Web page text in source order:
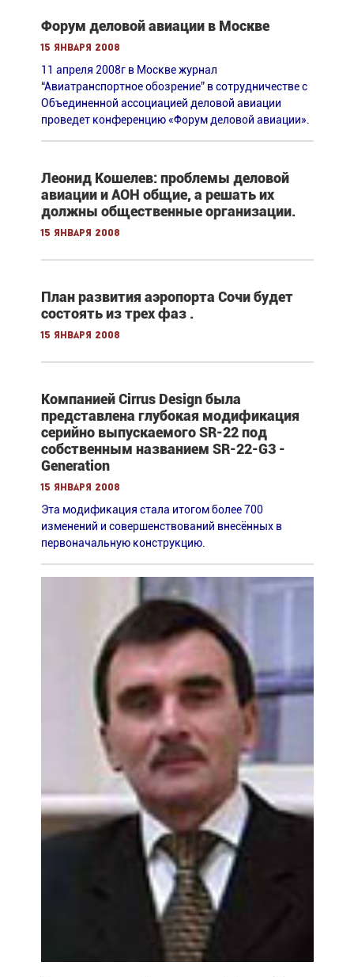
Форум деловой авиации в Москве
15 января 2008
11 апреля 2008г в Москве журнал
“Авиатранспортное обозрение” в сотрудничестве c
Объединенной ассоциацией деловой авиации
проведет конференцию «Форум деловой авиации».
Леонид Кошелев: проблемы деловой
авиации и АОН общие, а решать их
должны общественные организации.
15 января 2008
План развития аэропорта Сочи будет
состоять из трех фаз .
15 января 2008
Компанией Cirrus Design была
представлена глубокая модификация
серийно выпускаемого SR-22 под
собственным названием SR-22-G3 -
Generation
15 января 2008
Эта модификация стала итогом более 700
изменений и совершенствований внесённых в
первоначальную конструкцию.